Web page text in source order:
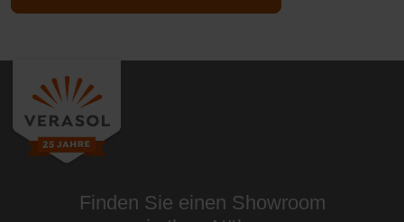
Finden Sie einen Showroom